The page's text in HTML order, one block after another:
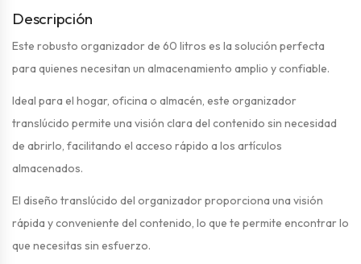
Descripción
Este robusto organizador de 60 litros es la solución perfecta
para quienes necesitan un almacenamiento amplio y confiable.
Ideal para el hogar, oficina o almacén, este organizador
translúcido permite una visión clara del contenido sin necesidad
de abrirlo, facilitando el acceso rápido a los artículos
almacenados.
El diseño translúcido del organizador proporciona una visión
rápida y conveniente del contenido, lo que te permite encontrar lo
que necesitas sin esfuerzo.